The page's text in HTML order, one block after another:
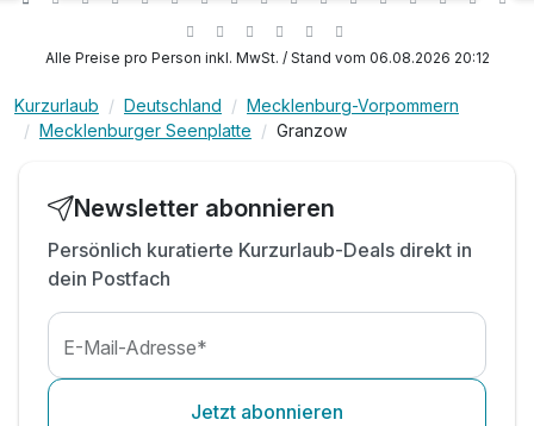
- Hallenschwimmbad mit wohlig warmem Klima
inkl. ganztägige Nutzung nach Check Out
inkl. Aktivzeit in unserem Fitnessbereich
inkl. WLAN
Alle Preise pro Person inkl. MwSt. / Stand vom 06.08.2026 20:12
Kurzurlaub Deutschland
Mecklenburg-Vorpommern
Mecklenburger Seenplatte
Granzow
Newsletter abonnieren
Persönlich kuratierte Kurzurlaub-Deals direkt in
dein Postfach
E-Mail-Adresse*
Jetzt abonnieren